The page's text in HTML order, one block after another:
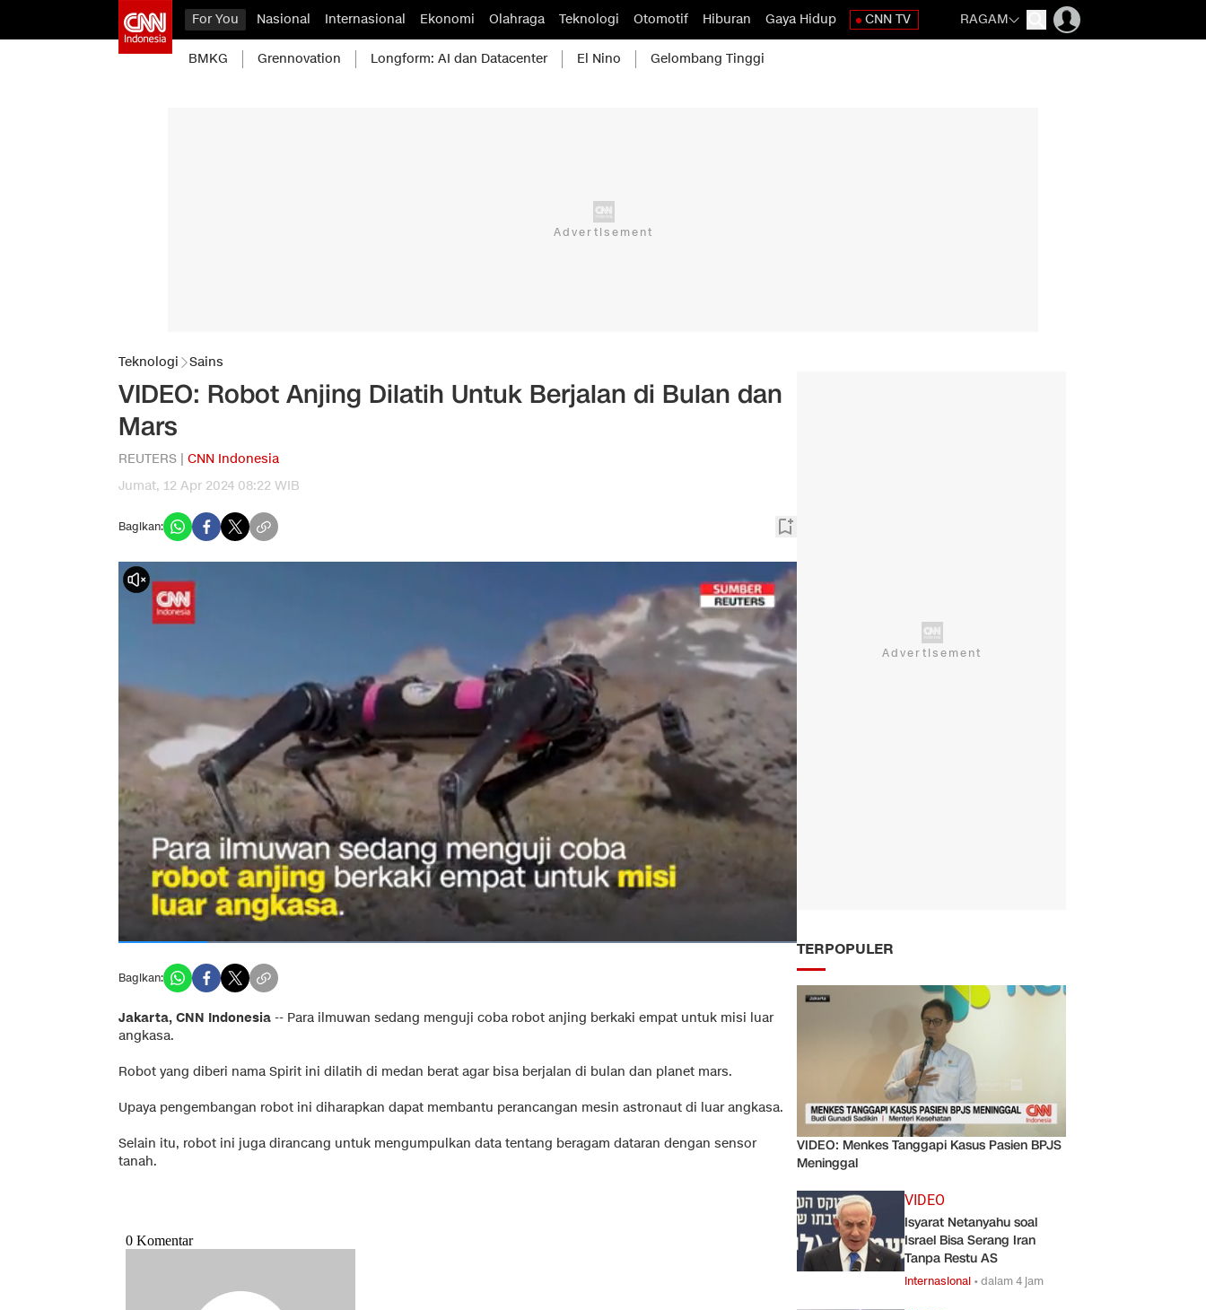
For You Nasional Internasional Ekonomi Olahraga Teknologi Otomotif Hiburan Gaya Hidup CNN TV RAGAM
BMKG Grennovation Longform: AI dan Datacenter El Nino Gelombang Tinggi
Teknologi Sains
VIDEO: Robot Anjing Dilatih Untuk Berjalan di Bulan dan
Mars
REUTERS | CNN Indonesia
Jumat, 12 Apr 2024 08:22 WIB
Bagikan:
Bagikan:
Jakarta, CNN Indonesia -- Para ilmuwan sedang menguji coba robot anjing berkaki empat untuk misi luar
angkasa.
Robot yang diberi nama Spirit ini dilatih di medan berat agar bisa berjalan di bulan dan planet mars.
Upaya pengembangan robot ini diharapkan dapat membantu perancangan mesin astronaut di luar angkasa.
Selain itu, robot ini juga dirancang untuk mengumpulkan data tentang beragam dataran dengan sensor
tanah.
TERPOPULER
VIDEO: Menkes Tanggapi Kasus Pasien BPJS
Meninggal
VIDEO
Isyarat Netanyahu soal
Israel Bisa Serang Iran
Tanpa Restu AS
Internasional •dalam 4 jam